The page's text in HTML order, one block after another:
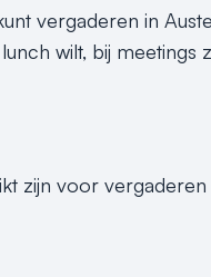
vergaderen in
wilt, bij meetings
zijn voor